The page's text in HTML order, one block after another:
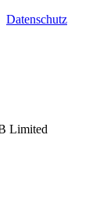
Datenschutz
Limited